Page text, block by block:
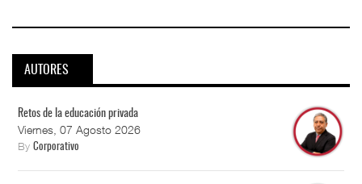
AUTORES
Retos de la educación privada
Viernes, 07 Agosto 2026
By Corporativo